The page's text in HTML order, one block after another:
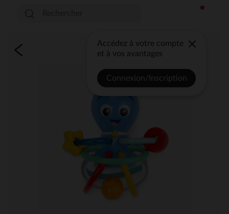
Accédez à votre compte
et à vos avantages
Connexion/Inscription